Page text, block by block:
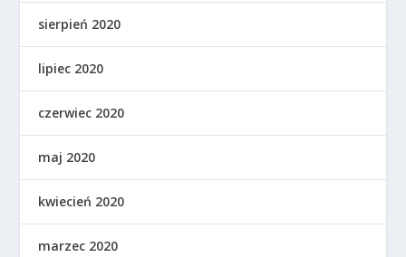
sierpień 2020
lipiec 2020
czerwiec 2020
maj 2020
kwiecień 2020
marzec 2020